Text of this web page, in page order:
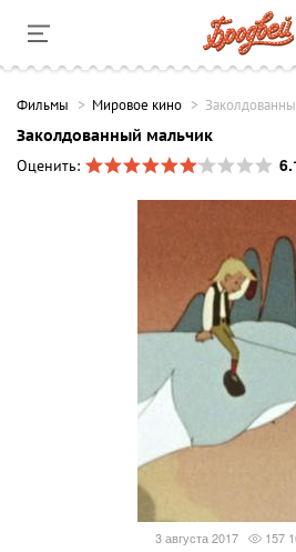
Фильмы Мировое кино
Заколдованный мальчик
Оценить:
3 августа 2017 157